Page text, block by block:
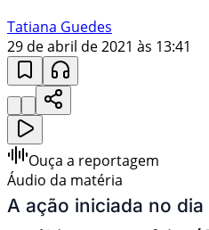
Tatiana Guedes
29 de abril de 2021 às 13:41
Ouça a reportagem
Áudio da matéria
A ação iniciada no